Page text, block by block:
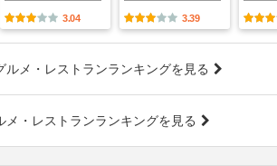
3.04 3.39
ルメ・レストランランキングを見る
メ・レストランランキングを見る